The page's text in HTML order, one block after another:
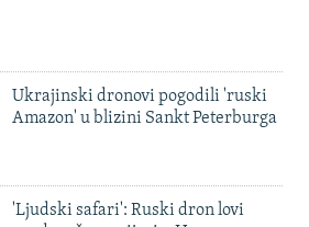
Ukrajinski dronovi pogodili 'ruski
Amazon' u blizini Sankt Peterburga
'Ljudski safari': Ruski dron lovi